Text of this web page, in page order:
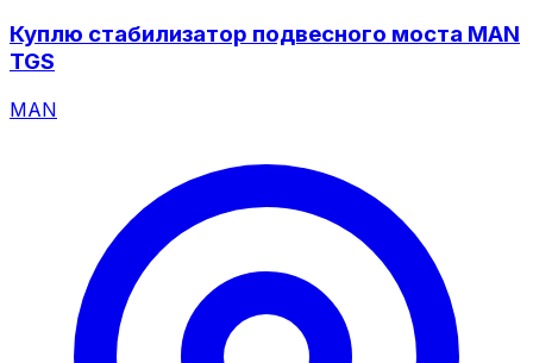
Куплю стабилизатор подвесного моста MAN
TGS
MAN